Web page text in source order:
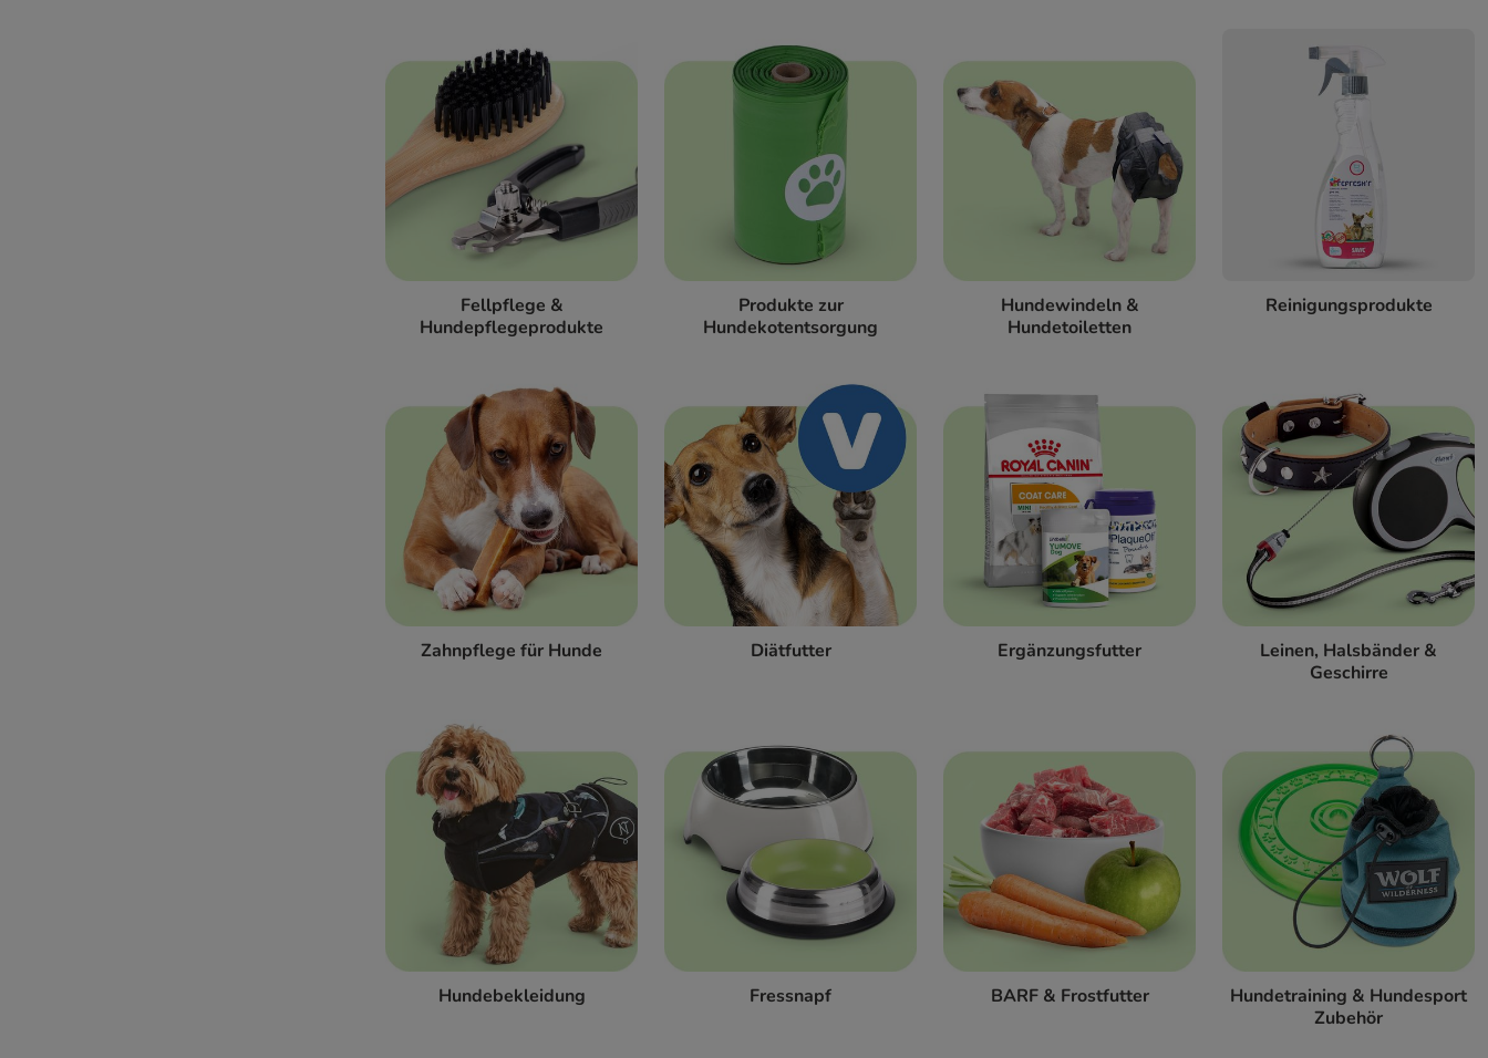
Fellpflege &
Hundepflegeprodukte
Produkte zur
Hundekotentsorgung
Hundewindeln &
Hundetoiletten
Reinigungsprodukte
Zahnpflege für Hunde Diätfutter Ergänzungsfutter
Leinen, Halsbänder &
Geschirre
Hundebekleidung Fressnapf BARF & Frostfutter
Hundetraining & Hundesport
Zubehör